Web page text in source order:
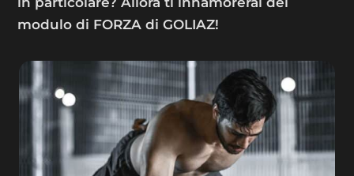
modulo di FORZA di GOLIAZ!